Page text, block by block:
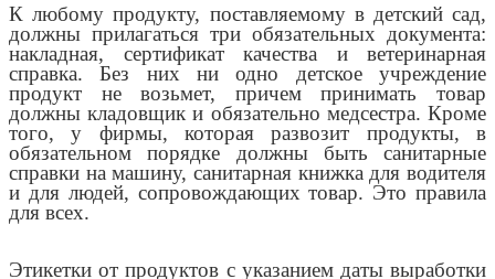
К любому продукту, поставляемому в детский сад,
должны прилагаться три обязательных документа:
накладная, сертификат качества и ветеринарная
справка. Без них ни одно детское учреждение
продукт не возьмет, причем принимать товар
должны кладовщик и обязательно медсестра. Кроме
того, у фирмы, которая развозит продукты, в
обязательном порядке должны быть санитарные
справки на машину, санитарная книжка для водителя
и для людей, сопровождающих товар. Это правила
для всех.
Этикетки от продуктов с указанием даты выработки